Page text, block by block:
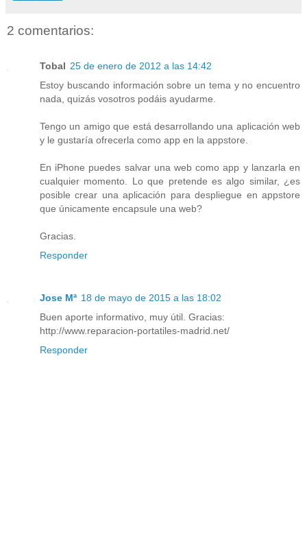
2 comentarios:
Tobal 25 de enero de 2012 a las 14:42
Estoy buscando información sobre un tema y no encuentro
nada, quizás vosotros podáis ayudarme.
Tengo un amigo que está desarrollando una aplicación web
y le gustaría ofrecerla como app en la appstore.
En iPhone puedes salvar una web como app y lanzarla en
cualquier momento. Lo que pretende es algo similar, ¿es
posible crear una aplicación para despliegue en appstore
que únicamente encapsule una web?
Gracias.
Responder
Jose Mª 18 de mayo de 2015 a las 18:02
Buen aporte informativo, muy útil. Gracias:
http://www.reparacion-portatiles-madrid.net/
Responder